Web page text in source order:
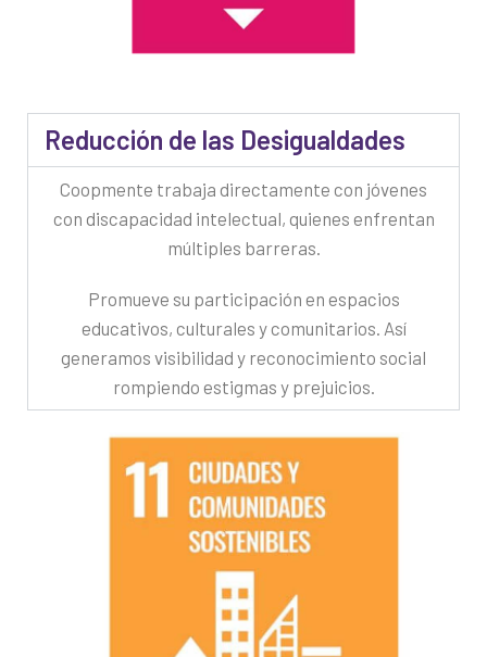
Reducción de las Desigualdades
Coopmente trabaja directamente con jóvenes
con discapacidad intelectual, quienes enfrentan
múltiples barreras.
Promueve su participación en espacios
educativos, culturales y comunitarios. Así
generamos visibilidad y reconocimiento social
rompiendo estigmas y prejuicios.